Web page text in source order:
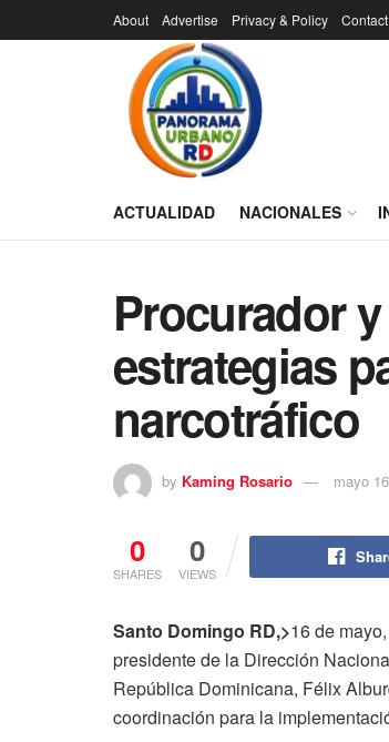
About Advertise Privacy & Policy Contact
ACTUALIDAD NACIONALES
Procurador
estrategias
narcotráfico
by Kaming Rosario mayo
0
SHARES
0
VIEWS
Santo Domingo RD,>16 de
presidente de la Dirección
República Dominicana, Félix
coordinación para la